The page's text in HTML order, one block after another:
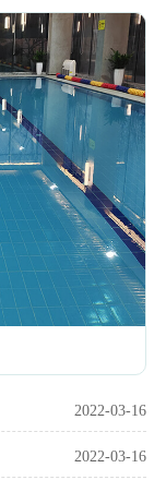
2022-03-16
2022-03-16